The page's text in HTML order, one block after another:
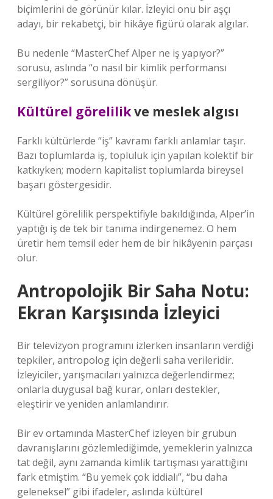
biçimlerini de görünür kılar. İzleyici onu bir aşçı
adayı, bir rekabetçi, bir hikâye figürü olarak algılar.
Bu nedenle “MasterChef Alper ne iş yapıyor?”
sorusu, aslında “o nasıl bir kimlik performansı
sergiliyor?” sorusuna dönüşür.
Kültürel görelilikve meslek algısı
Farklı kültürlerde “iş” kavramı farklı anlamlar taşır.
Bazı toplumlarda iş, topluluk için yapılan kolektif bir
katkıyken; modern kapitalist toplumlarda bireysel
başarı göstergesidir.
Kültürel görelilik perspektifiyle bakıldığında, Alper’in
yaptığı iş de tek bir tanıma indirgenemez. O hem
üretir hem temsil eder hem de bir hikâyenin parçası
olur.
Antropolojik Bir Saha Notu:
Ekran Karşısında İzleyici
Bir televizyon programını izlerken insanların verdiği
tepkiler, antropolog için değerli saha verileridir.
İzleyiciler, yarışmacıları yalnızca değerlendirmez;
onlarla duygusal bağ kurar, onları destekler,
eleştirir ve yeniden anlamlandırır.
Bir ev ortamında MasterChef izleyen bir grubun
davranışlarını gözlemlediğimde, yemeklerin yalnızca
tat değil, aynı zamanda kimlik tartışması yarattığını
fark etmiştim. “Bu yemek çok iddialı”, “bu daha
geleneksel” gibi ifadeler, aslında kültürel